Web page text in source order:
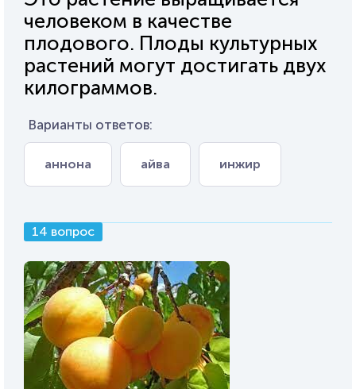
человеком в качестве
плодового. Плоды культурных
растений могут достигать двух
килограммов.
Варианты ответов:
аннона айва инжир
14 вопрос